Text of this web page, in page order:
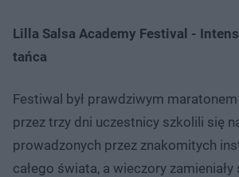
Lilla Salsa Academy Festival -
tańca
Festiwal był prawdziwym
przez trzy dni uczestnicy szkoli­li się
prowadzonych przez znakomitych
całego świata, a wieczory zamieniały